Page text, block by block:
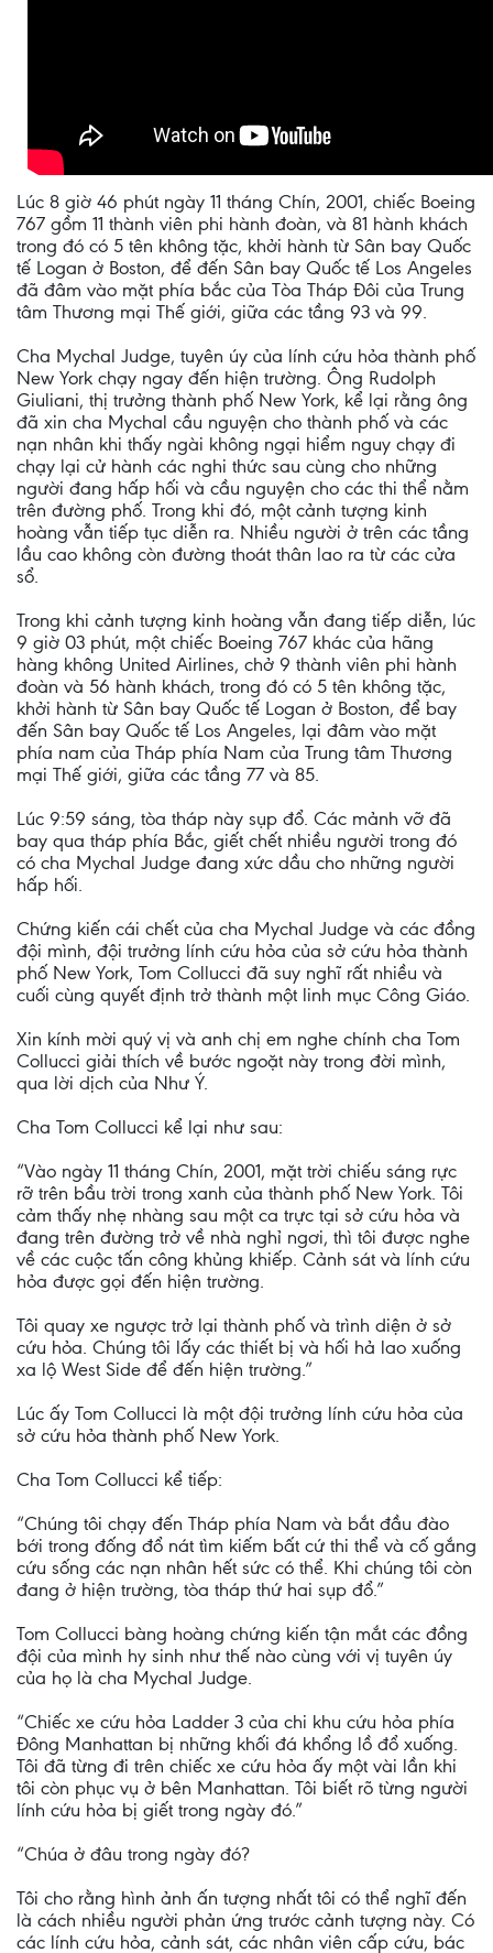
Lúc 8 giờ 46 phút ngày 11 tháng Chín, 2001, chiếc Boeing
767 gồm 11 thành viên phi hành đoàn, và 81 hành khách
trong đó có 5 tên không tặc, khởi hành từ Sân bay Quốc
tế Logan ở Boston, để đến Sân bay Quốc tế Los Angeles
đã đâm vào mặt phía bắc của Tòa Tháp Đôi của Trung
tâm Thương mại Thế giới, giữa các tầng 93 và 99.
Cha Mychal Judge, tuyên úy của lính cứu hỏa thành phố
New York chạy ngay đến hiện trường. Ông Rudolph
Giuliani, thị trưởng thành phố New York, kể lại rằng ông
đã xin cha Mychal cầu nguyện cho thành phố và các
nạn nhân khi thấy ngài không ngại hiểm nguy chạy đi
chạy lại cử hành các nghi thức sau cùng cho những
người đang hấp hối và cầu nguyện cho các thi thể nằm
trên đường phố. Trong khi đó, một cảnh tượng kinh
hoàng vẫn tiếp tục diễn ra. Nhiều người ở trên các tầng
lầu cao không còn đường thoát thân lao ra từ các cửa
sổ.
Trong khi cảnh tượng kinh hoàng vẫn đang tiếp diễn, lúc
9 giờ 03 phút, một chiếc Boeing 767 khác của hãng
hàng không United Airlines, chở 9 thành viên phi hành
đoàn và 56 hành khách, trong đó có 5 tên không tặc,
khởi hành từ Sân bay Quốc tế Logan ở Boston, để bay
đến Sân bay Quốc tế Los Angeles, lại đâm vào mặt
phía nam của Tháp phía Nam của Trung tâm Thương
mại Thế giới, giữa các tầng 77 và 85.
Lúc 9:59 sáng, tòa tháp này sụp đổ. Các mảnh vỡ đã
bay qua tháp phía Bắc, giết chết nhiều người trong đó
có cha Mychal Judge đang xức dầu cho những người
hấp hối.
Chứng kiến cái chết của cha Mychal Judge và các đồng
đội mình, đội trưởng lính cứu hỏa của sở cứu hỏa thành
phố New York, Tom Collucci đã suy nghĩ rất nhiều và
cuối cùng quyết định trở thành một linh mục Công Giáo.
Xin kính mời quý vị và anh chị em nghe chính cha Tom
Collucci giải thích về bước ngoặt này trong đời mình,
qua lời dịch của Như Ý.
Cha Tom Collucci kể lại như sau:
“Vào ngày 11 tháng Chín, 2001, mặt trời chiếu sáng rực
rỡ trên bầu trời trong xanh của thành phố New York. Tôi
cảm thấy nhẹ nhàng sau một ca trực tại sở cứu hỏa và
đang trên đường trở về nhà nghỉ ngơi, thì tôi được nghe
về các cuộc tấn công khủng khiếp. Cảnh sát và lính cứu
hỏa được gọi đến hiện trường.
Tôi quay xe ngược trở lại thành phố và trình diện ở sở
cứu hỏa. Chúng tôi lấy các thiết bị và hối hả lao xuống
xa lộ West Side để đến hiện trường.”
Lúc ấy Tom Collucci là một đội trưởng lính cứu hỏa của
sở cứu hỏa thành phố New York.
Cha Tom Collucci kể tiếp:
“Chúng tôi chạy đến Tháp phía Nam và bắt đầu đào
bới trong đống đổ nát tìm kiếm bất cứ thi thể và cố gắng
cứu sống các nạn nhân hết sức có thể. Khi chúng tôi còn
đang ở hiện trường, tòa tháp thứ hai sụp đổ.”
Tom Collucci bàng hoàng chứng kiến tận mắt các đồng
đội của mình hy sinh như thế nào cùng với vị tuyên úy
của họ là cha Mychal Judge.
“Chiếc xe cứu hỏa Ladder 3 của chi khu cứu hỏa phía
Đông Manhattan bị những khối đá khổng lồ đổ xuống.
Tôi đã từng đi trên chiếc xe cứu hỏa ấy một vài lần khi
tôi còn phục vụ ở bên Manhattan. Tôi biết rõ từng người
lính cứu hỏa bị giết trong ngày đó.”
“Chúa ở đâu trong ngày đó?
Tôi cho rằng hình ảnh ấn tượng nhất tôi có thể nghĩ đến
là cách nhiều người phản ứng trước cảnh tượng này. Có
các lính cứu hỏa, cảnh sát, các nhân viên cấp cứu, bác